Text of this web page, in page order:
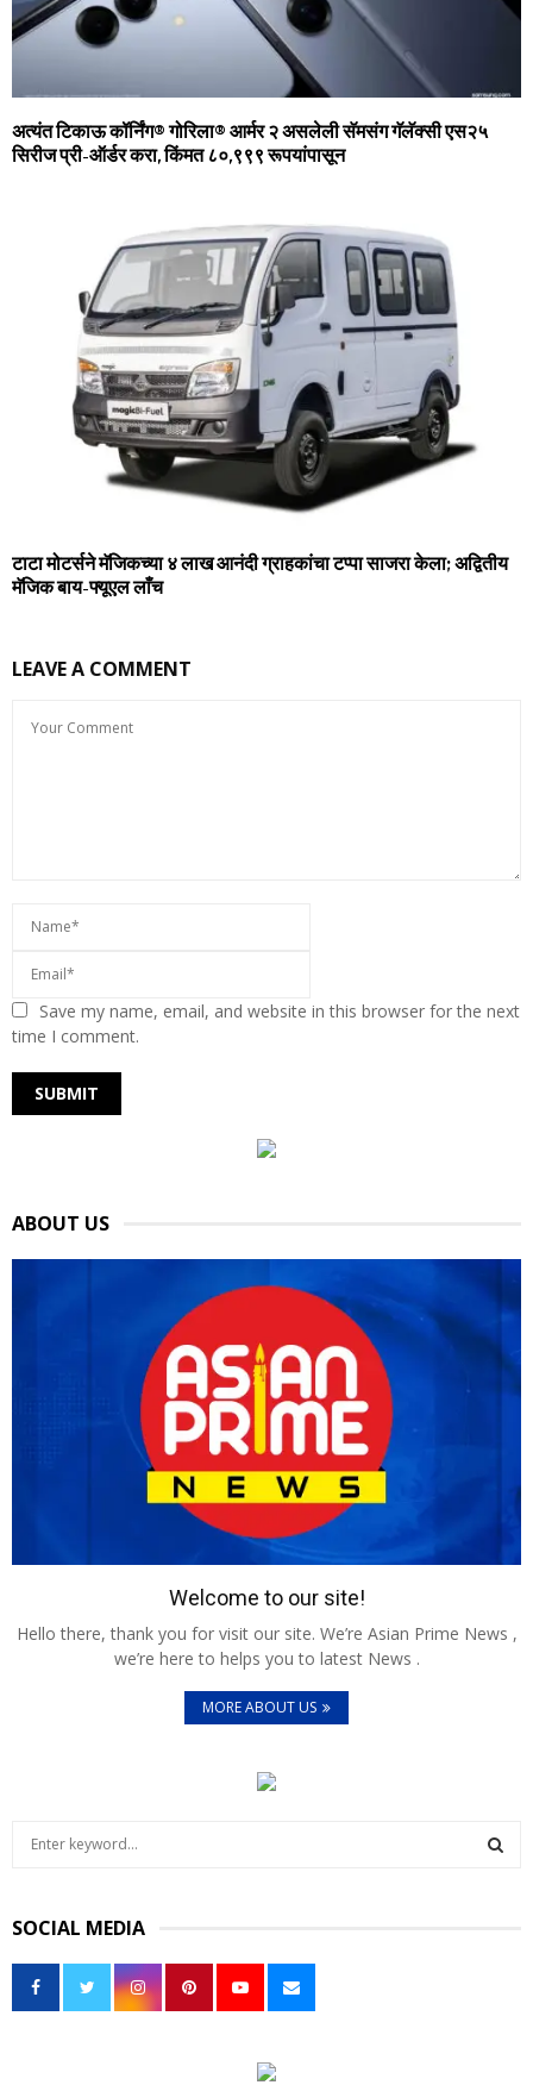
अत्‍यंत टिकाऊ कॉर्निंग® गोरिला® आर्मर २ असलेली सॅमसंग गॅलॅक्‍सी एस२५
सिरीज प्री-ऑर्डर करा, किंमत ८०,९९९ रूपयांपासून
टाटा मोटर्सने मॅजिकच्‍या ४ लाख आनंदी ग्राहकांचा टप्‍पा साजरा केला; अद्वितीय
मॅजिक बाय-फ्यूएल लाँच
LEAVE A COMMENT
Save my name, email, and website in this browser for the next
time I comment.
ABOUT US
Welcome to our site!
Hello there, thank you for visit our site. We’re Asian Prime News ,
we’re here to helps you to latest News .
MORE ABOUT US
c
h
o
SOCIAL MEDIA